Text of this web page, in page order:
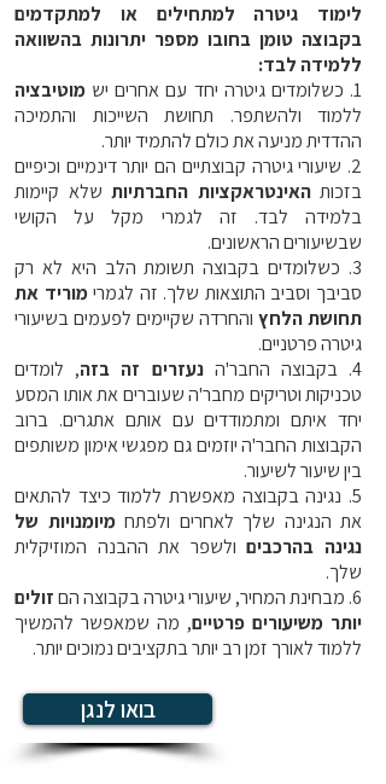
לימוד גיטרה למתחילים או למתקדמים
בקבוצה טומן בחובו מספר יתרונות בהשוואה
ללמידה לבד:
1. כשלומדים גיטרה יחד עם אחרים יש
מוטיבציה
ללמוד ולהשתפר. תחושת השייכות והתמיכה
ההדדית מניעה את כולם להתמיד יותר.
2. שיעורי גיטרה קבוצתיים הם יותר דינמיים וכיפיים
בזכותהאינטראקציות החברתיות שלא קיימות
בלמידה לבד. זה לגמרי מקל על הקושי
שבשיעורים הראשונים.
3. כשלומדים בקבוצה תשומת הלב היא לא רק
סביבך וסביב התוצאות שלך. זה לגמרימוריד את
תחושת הלחץ והחרדה שקיימים לפעמים בשיעורי
גיטרה פרטניים.
4. בקבוצה החבר'ה
נעזרים זה בזה, לומדים
טכניקות וטריקים מחבר'ה שעוברים את אותו המסע
יחד איתם ומתמודדים עם אותם אתגרים. ברוב
הקבוצות החבר'ה יוזמים גם מפגשי אימון משותפים
בין שיעור לשיעור.
5. נגינה בקבוצה מאפשרת ללמוד כיצד להתאים
את הנגינה שלך לאחרים ולפתחמיומנויות של
נגינה בהרכביםולשפר את ההבנה המוזיקלית
שלך.
6. מבחינת המחיר, שיעורי גיטרה בקבוצה הם
זולים
יותר משיעורים פרטיים, מה שמאפשר להמשיך
ללמוד לאורך זמן רב יותר בתקציבים נמוכים יותר.
בואו לנגן